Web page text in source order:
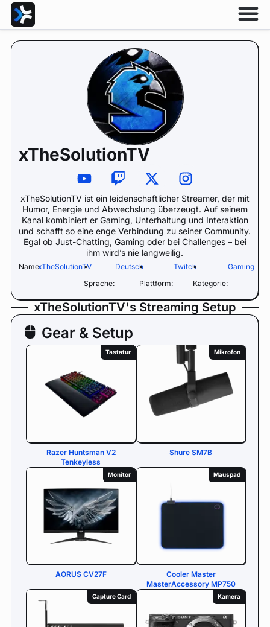
xTheSolutionTV
xTheSolutionTV ist ein leidenschaftlicher Streamer, der mit
Humor, Energie und Abwechslung überzeugt. Auf seinem
Kanal kombiniert er Gaming, Unterhaltung und Interaktion
und schafft so eine enge Verbindung zu seiner Community.
Egal ob Just-Chatting, Gaming oder bei Challenges – bei
ihm wird’s nie langweilig.
Name:xTheSolutionTV
•
Sprache:
Deutsch
•
Plattform:
Twitch
•
Kategorie:
Gaming
xTheSolutionTV's Streaming Setup
Gear & Setup
Tastatur
Razer Huntsman V2
Tenkeyless
Mikrofon
Shure SM7B
Monitor
AORUS CV27F
Mauspad
Cooler Master
MasterAccessory MP750
Capture Card Kamera